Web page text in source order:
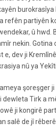
refên partiyên
û hwd.
nekin. Gotina
e, dev ji
nû ya
şoreşger
dewleta Tirk a
ji kongirê
salê de jî